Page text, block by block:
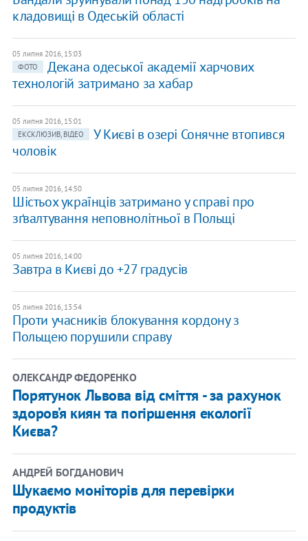
кладовищі в Одеській області
05 липня 2016, 15:03
ФОТО
Декана одеської академії харчових
технологій затримано за хабар
05 липня 2016, 15:01
ЕКСКЛЮЗИВ, ВІДЕО
У Києві в озері Сонячне втопився
чоловік
05 липня 2016, 14:50
Шістьох українців затримано у справі про
зґвалтування неповнолітньої в Польщі
05 липня 2016, 14:00
Завтра в Києві до +27 градусів
05 липня 2016, 13:54
Проти учасників блокування кордону з
Польщею порушили справу
ОЛЕКСАНДР ФЕДОРЕНКО
Порятунок Львова від сміття - за рахунок
здоров’я киян та погіршення екології
Києва?
АНДРЕЙ БОГДАНОВИЧ
Шукаємо моніторів для перевірки
продуктів